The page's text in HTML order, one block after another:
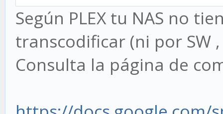
Según PLEX tu NAS no
transcodificar (ni por SW
Consulta la página de